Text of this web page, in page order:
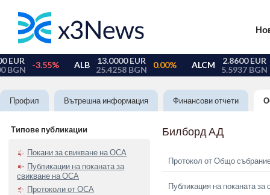
Профил Вътрешна информация Финансови отчети
Типове публикации
Покани за свикване на ОСА
Публикации на поканата за
свикване на ОСА
Протоколи от ОСА
Билборд АД
Протокол от Общо
Публикация на поканата